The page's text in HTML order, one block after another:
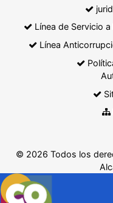
Línea de Servicio
Línea
© 2026 Todos los